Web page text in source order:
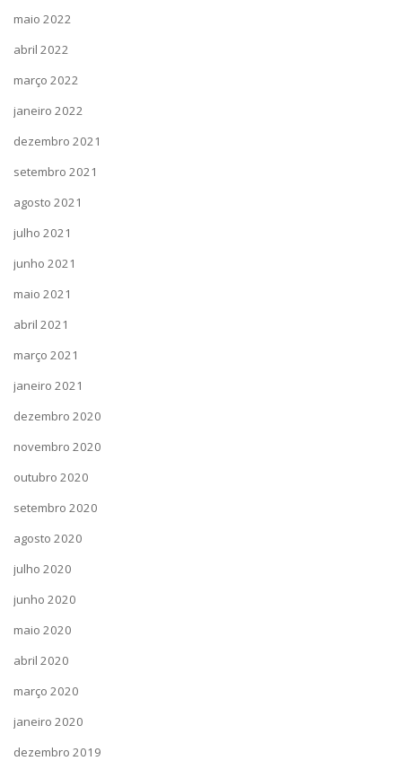
maio 2022
abril 2022
março 2022
janeiro 2022
dezembro 2021
setembro 2021
agosto 2021
julho 2021
junho 2021
maio 2021
abril 2021
março 2021
janeiro 2021
dezembro 2020
novembro 2020
outubro 2020
setembro 2020
agosto 2020
julho 2020
junho 2020
maio 2020
abril 2020
março 2020
janeiro 2020
dezembro 2019